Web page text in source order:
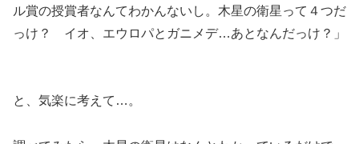
ル賞の授賞者なんてわかんないし。木星の衛星って４つだ
っけ？ イオ、エウロパとガニメデ…あとなんだっけ？」
と、気楽に考えて…。